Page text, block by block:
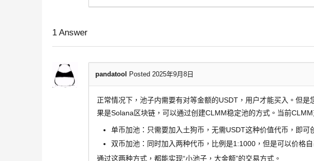
1 Answer
pandatool Posted 2025年9月8日
正常情况下，池子内需要有对等金额的USDT，用户才能买入。但
果是Solana区块链，可以通过创建CLMM稳定池的方式。当前
单币加池：只需要加入土狗币，无需USDT这种价值代币，即可
双币加池：同时加入两种代币，比例是1:1000，但是可以价格自
通过这两种方式，都能实现“小池子，大金额”的交易方式。